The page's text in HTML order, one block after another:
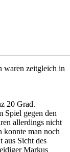
waren zeitgleich in
20 Grad.
Spiel gegen den
allerdings nicht
konnte man noch
aus Sicht des
Markus